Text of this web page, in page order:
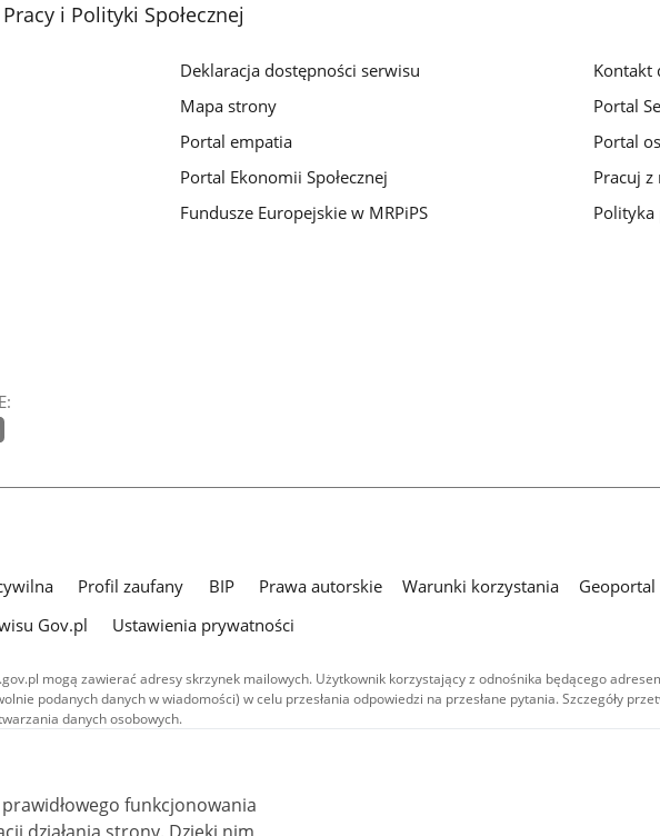
i Polityki Społecznej
Deklaracja dostępności serwisu
Mapa strony
Portal empatia
Portal Ekonomii Społecznej
Fundusze Europejskie w MRPiPS
Kontakt
Portal
Portal
Pracuj z
Polityka
Profil zaufany BIP Prawa autorskie Warunki korzystania
Geoportal
Gov.pl
Ustawienia prywatności
mogą zawierać adresy skrzynek mailowych. Użytkownik korzystający z odnośnika będącego
podanych danych w wiadomości) w celu przesłania odpowiedzi na przesłane pytania. Szczegóły
danych osobowych.
w serwisie (z wyłączeniem treści audiowizualnych), są
typu Creative Commons: uznanie autorstwa - na tych samych
BY-SA 4.0). Materiały audiowizualne, w tym zdjęcia, materiały audio i wideo,
typu Creative Commons: uznanie autorstwa użycie niekomercyjne -
4.0 (CC BY-NC-ND 4.0), o ile nie jest to stwierdzone inaczej.
funkcjonowania